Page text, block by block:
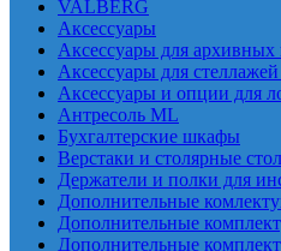
VALBERG
Аксессуары
Аксессуары для
Аксессуары для
Аксессуары и опции для
Антресоль ML
Бухгалтерские шкафы
Верстаки и столярные
Держатели и полки для
Дополнительные
Дополнительные
Дополнительные